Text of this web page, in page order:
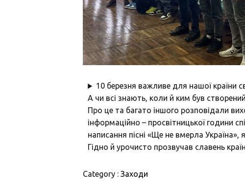
10 березня важливе для нашої країни
А чи всі знають, коли й ким був
Про це та багато іншого розповідали
інформаційно – просвітницької години
написання пісні «Ще не вмерла
Гідно й урочисто прозвучав славень
Category : Заходи